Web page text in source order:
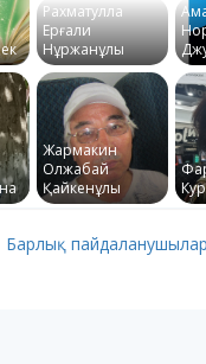
Рахматулла
Ерғали
Нұржанұлы
Жармакин
Олжабай
Қайкенұлы
Барлық пайдаланушылар